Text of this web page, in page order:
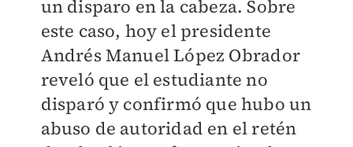
un disparo en la cabeza. Sobre
este caso, hoy el presidente
Andrés Manuel López Obrador
reveló que el estudiante no
disparó y confirmó que hubo un
abuso de autoridad en el retén